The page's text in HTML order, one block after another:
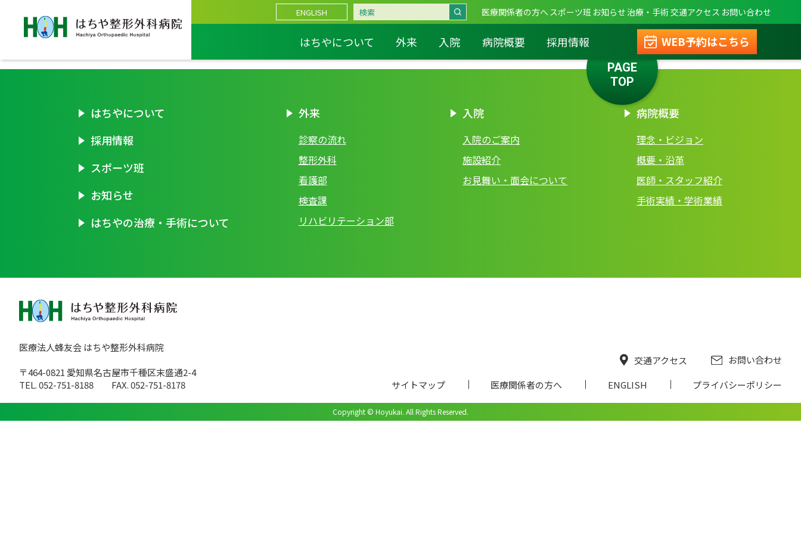
ENGLISH 医療関係者の方へ スポーツ班 お知らせ治療・手術交通アクセス お問い合わせ
はちやについて 外来 入院 病院概要 採用情報 WEB予約はこちら
PAGE
TOP
はちやについて
採用情報
スポーツ班
お知らせ
はちやの治療・手術について
外来
診察の流れ
整形外科
看護部
検査課
リハビリテーション部
入院
入院のご案内
施設紹介
お見舞い・面会について
病院概要
理念・ビジョン
概要・沿革
医師・スタッフ紹介
手術実績・学術業績
医療法人蜂友会 はちや整形外科病院
〒464-0821 愛知県名古屋市千種区末盛通2-4
TEL. 052-751-8188
FAX. 052-751-8178
交通アクセス
お問い合わせ
サイトマップ
医療関係者の方へ ENGLISH プライバシーポリシー
Copyright © Hoyukai. All Rights Reserved.